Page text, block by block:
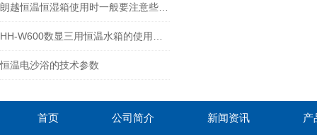
恒温电沙浴的技术参数
首页 公司简介 新闻资讯 产